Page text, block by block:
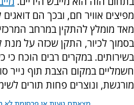
מפיצים אוויר חם, ובכך הם דואגים
מאד מומלץ להתקין במרחב
בסמוך לכיור, התקן שכזה על מנת
בשירותים. במקרים רבים הוכח כי
חשמליים במקום הצבת תוף נייר
מורגשת, ונוצרים פחות תורים